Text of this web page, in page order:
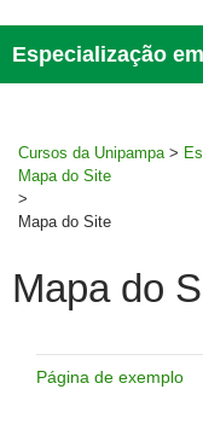
Especialização
Cursos da Unipampa >
Mapa do Site
>
Mapa do Site
Mapa do
Página de exemplo